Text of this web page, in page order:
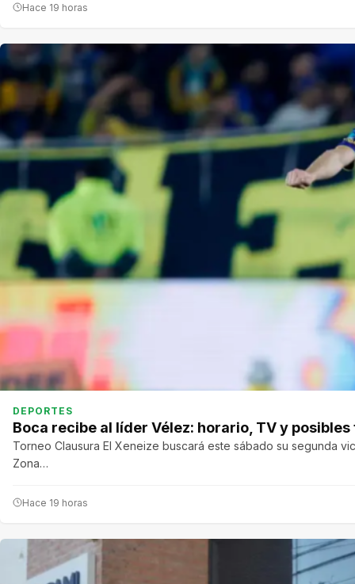
Hace 19 horas
DEPORTES
Boca recibe al líder Vélez: horario, TV y
Torneo Clausura El Xeneize buscará este sábado su segunda
Zona…
Hace 19 horas